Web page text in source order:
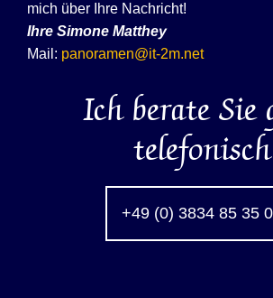
mich über Ihre Nachricht!
Ihre Simone Matthey
Mail: panoramen@it-2m.net
Ich berate Sie
telefonisch
+49 (0) 3834 85 35